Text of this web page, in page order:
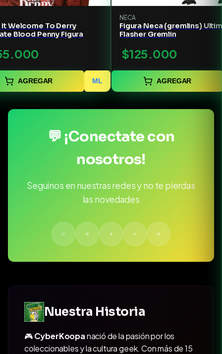
It Welcome To Derry
Blood Penny Figura
AGREGAR ML
NECA
Figura Neca (gremlins)
Flasher Gremlin
$125.000
AGREGAR
💬 ¡Conectate con
nosotros!
Seguinos en nuestras redes y no te pierdas
las novedades
Nuestra Historia
🎮CyberKoopanació de la pasión por los
coleccionables y la cultura geek. Con más de 15